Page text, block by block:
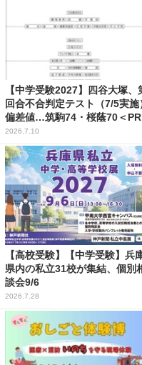
【中学受験2027】四谷大塚、
回合不合判定テスト（7/5実施
偏差値…筑駒74・桜蔭70＜PR
2026.7.10
【高校受験】【中学受験】兵
県内の私立31校が集結、個別
談会9/6
2026.7.28